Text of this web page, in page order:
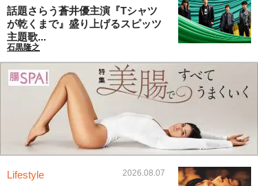
話題さらう蒼井優主演『Tシャツ
が乾くまで』盛り上げるスピッツ
主題歌...
石黒隆之
Lifestyle 2026.08.07